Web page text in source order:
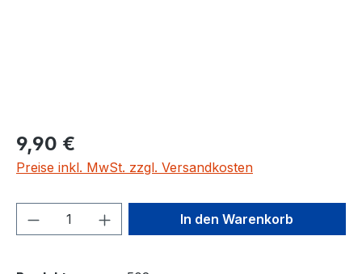
9,90 €
Preise inkl. MwSt. zzgl. Versandkosten
Produkt Anzahl: Gib denIn den Warenkorb